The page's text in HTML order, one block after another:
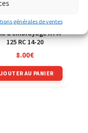
générales de ventes
d’embrayage KTM
125 RC 14-20
8.00€
AU PANIER